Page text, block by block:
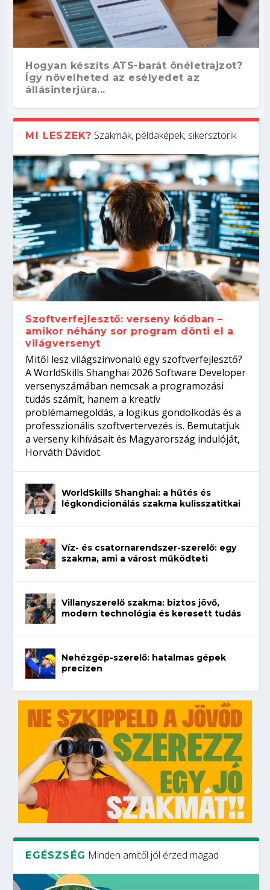
Hogyan készíts ATS-barát önéletrajzot?
Így növelheted az esélyedet az
állásinterjúra...
Kitalálod, mire használják ezeket a
gépeket?
Nem sikerült az egyetemi felvételi?
Tanulj szakmát!
Szoftverfejlesztő: verseny kódban –
amikor néhány sor program dönti el a
világversenyt...
Digitális detox – hogyan kapcsolódj ki
telefon nélkül?
MI LESZEK? Szakmák, példaképek, sikersztorik
Szoftverfejlesztő: verseny kódban –
amikor néhány sor program dönti el a
világversenyt
Mitől lesz világszínvonalú egy szoftverfejlesztő?
A WorldSkills Shanghai 2026 Software Developer
versenyszámában nemcsak a programozási
tudás számít, hanem a kreatív
problémamegoldás, a logikus gondolkodás és a
professzionális szoftvertervezés is. Bemutatjuk
a verseny kihívásait és Magyarország indulóját,
Horváth Dávidot.
WorldSkills Shanghai: a hűtés és
légkondicionálás szakma kulisszatitkai
Víz- és csatornarendszer-szerelő: egy
szakma, ami a várost működteti
Villanyszerelő szakma: biztos jövő,
modern technológia és keresett tudás
Nehézgép-szerelő: hatalmas gépek
precízen
EGÉSZSÉG Minden amitől jól érzed magad